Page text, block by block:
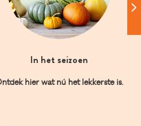
In het seizoen
hier wat nú het lekkerste is.